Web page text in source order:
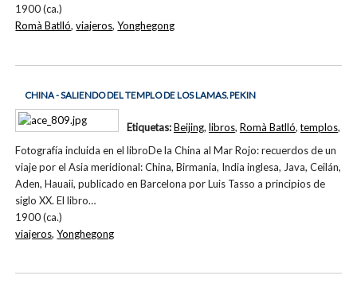
1900 (ca.)
Romà Batlló,viajeros,Yonghegong
CHINA - SALIENDO DEL TEMPLO DE LOS LAMAS. PEKIN
Fotografía incluida en el libroDe la China al Mar Rojo: recuerdos de un
viaje por el Asia meridional: China, Birmania, India inglesa, Java, Ceilán,
Aden, Hauaii, publicado en Barcelona por Luis Tasso a principios de
siglo XX. El libro…
1900 (ca.)
Etiquetas:Beijing, libros, Romà Batlló,templos,
viajeros,Yonghegong